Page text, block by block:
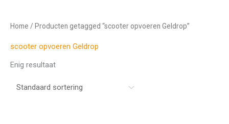
Home / Producten getagged “scooter opvoeren Geldrop”
scooter opvoeren Geldrop
Enig resultaat